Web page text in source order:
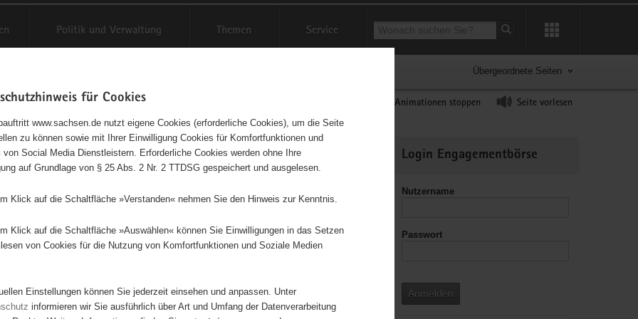
Politik und Verwaltung Themen Service Suchbegriff
Suche starten
Übergeordnete Seiten
Animationen stoppen Seite vorlesen
auf Karte anzeigen
Initiativen Projekte Nach Alphabet Nach Postleitzahl
85 Suchergebnisse
Informationen
Login Engagementbörse
Nutzername
Passwort
Anmelden
für Cookies
www.sachsen.de nutzt eigene Cookies (erforderliche Cookies), um die Seite
zu können sowie mit Ihrer Einwilligung Cookies für Komfortfunktionen und
von Social Media Dienstleistern. Erforderliche Cookies werden ohne Ihre
auf Grundlage von § 25 Abs. 2 Nr. 2 TTDSG gespeichert und ausgelesen.
Klick auf die Schaltfläche »Verstanden« nehmen Sie den Hinweis zur Kenntnis.
Klick auf die Schaltfläche »Auswählen« können Sie Einwilligungen in das Setzen
von Cookies für die Nutzung von Komfortfunktionen und Soziale Medien
Einstellungen können Sie jederzeit einsehen und anpassen. Unter
informieren wir Sie ausführlich über Art und Umfang der Datenverarbeitung